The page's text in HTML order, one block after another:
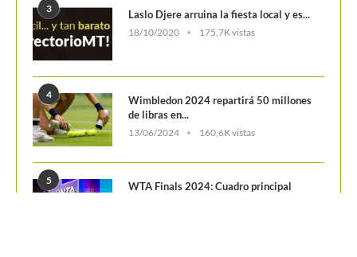
3 Laslo Djere arruina la fiesta local y es...
18/10/2020 175,7K vistas
4
Wimbledon 2024 repartirá 50 millones
de libras en...
13/06/2024 160,6K vistas
5 WTA Finals 2024: Cuadro principal